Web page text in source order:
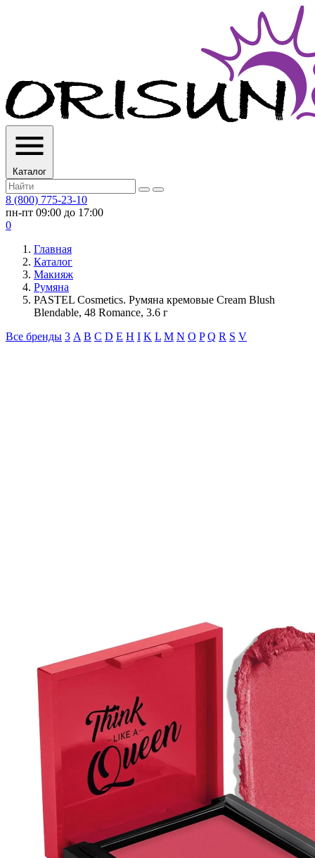
Каталог
8 (800) 775-23-10
пн-пт 09:00 до 17:00
0
Главная
Каталог
Макияж
Румяна
PASTEL Cosmetics. Румяна кремовые Cream Blush
Blendable, 48 Romance, 3.6 г
Все бренды 3 A B C D E H I K L M N O P Q R S V